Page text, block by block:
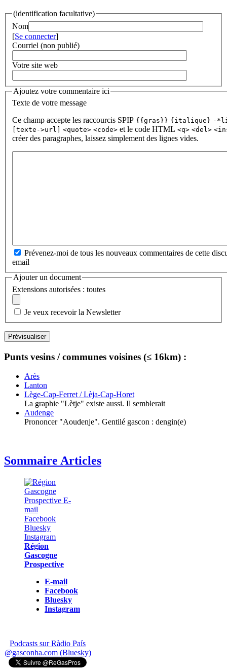
(identification facultative)
Nom
[Se connecter]
Courriel (non publié)
Votre site web
Ajoutez votre commentaire ici
Texte de votre message
Ce champ accepte les raccourcis SPIP {{gras}} {italique} -
[texte->url]
<quote> <code> et le code HTML <q> <del>
créer des paragraphes, laissez simplement des lignes vides.
Prévenez-moi de tous les nouveaux commentaires de cette
email
Ajouter un document
Extensions autorisées : toutes
Je veux recevoir la Newsletter
Punts vesins / communes voisines (≤ 16km) :
Arès
Lanton
Lège-Cap-Ferret / Lèja-Cap-Horet
La graphie "Lètje" existe aussi. Il semblerait
Audenge
Prononcer "Aoudenje". Gentilé gascon : dengin(e)
Sommaire Articles
Région
Gascogne
Prospective
E-mail
Facebook
Bluesky
Instagram
Podcasts sur Ràdio País
@gasconha.com (Bluesky)